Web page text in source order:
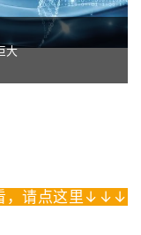
大
，请点这里↓↓↓